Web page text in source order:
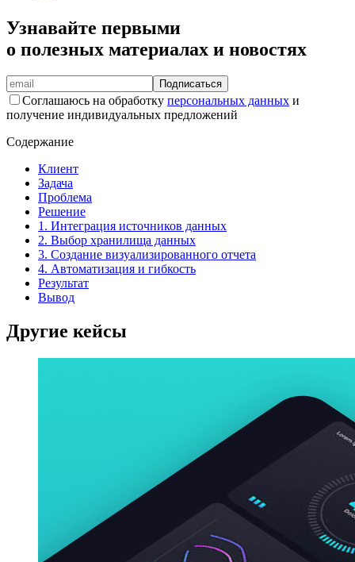
Узнавайте первыми
о полезных материалах и новостях
Подписаться
Соглашаюсь на обработку персональных данных и
получение индивидуальных предложений
Содержание
Клиент
Задача
Проблема
Решение
1. Интеграция источников данных
2. Выбор хранилища данных
3. Создание визуализированного отчета
4. Автоматизация и гибкость
Результат
Вывод
Другие кейсы